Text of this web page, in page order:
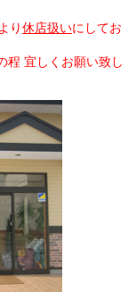
り 休店扱いにしてお
程 宜しくお願い致し